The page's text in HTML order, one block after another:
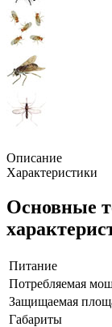
Описание
Характеристики
Основные
Питание
Потребляемая
Защищаемая
Габариты